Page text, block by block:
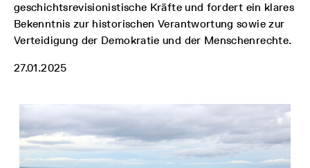
geschichtsrevisionistische Kräfte und fordert ein klares
Bekenntnis zur historischen Verantwortung sowie zur
Verteidigung der Demokratie und der Menschenrechte.
27.01.2025